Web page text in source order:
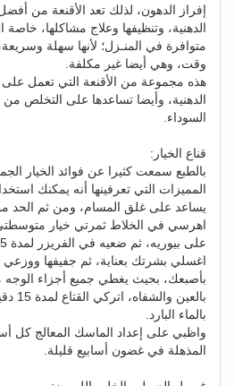
إفراز الدهون، لذلك تعد الأقنعة من
الدهنية، وتنظيفها وعلاج مشاكلها،
متوافرة في المنـزل؛ لأنها سهلة
وقت، وهي أيضا غير مكلفة.
هذه مجموعة من الأقنعة التي تعمل
الدهنية، وأيضا تساعدها على التخلص
السوداء.
قناع الخيار:
بالطبع سمعت كثيرا عن فوائد الخيار
المميزات التي تعرفينها أنه يمكنك
يساعد على غلق المسام، ومن ثم الحد
اهرسي في الخلاط ثمرتي خيار
على بيوريه، ثم ضعيه في الفريزر لمدة 5 - 6 دقائق.
اغسلي بشرتك بعناية، ثم جفيفها ووزعي
بأصبعك، بحيث يغطي جميع أجزاء الوجه
بالماء البارد.
واظبي على إعداد الماسك المعالج كل
المذهلة في غضون أسابيع قليلة.